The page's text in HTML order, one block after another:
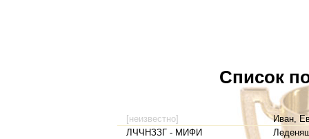
Список
[неизвестно]
Иван,
ЛЧЧНЗЗГ - МИФИ